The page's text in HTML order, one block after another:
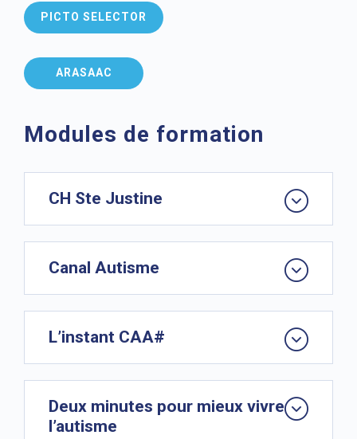
PICTO SELECTOR
ARASAAC
Modules de formation
CH Ste Justine
Canal Autisme
L’instant CAA#
Deux minutes pour mieux vivre
l’autisme